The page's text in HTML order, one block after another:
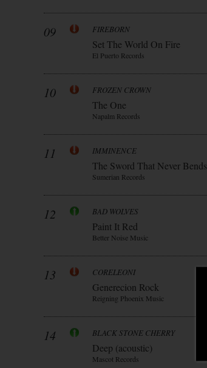
09 FIREBORN
Set The World On Fire
El Puerto Records
10 FROZEN CROWN
The One
Napalm Records
11 IMMINENCE
The Sword That Never Bends
Sumerian Records
12 BAD WOLVES
Paint It Red
Better Noise Music
13 CORELEONI
Generecion Rock
Reigning Phoenix Music
14 BLACK STONE CHERRY
Deep (acoustic)
Mascot Records